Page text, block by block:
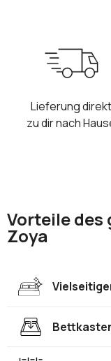
Lieferung direkt
zu dir nach
Vorteile des
Zoya